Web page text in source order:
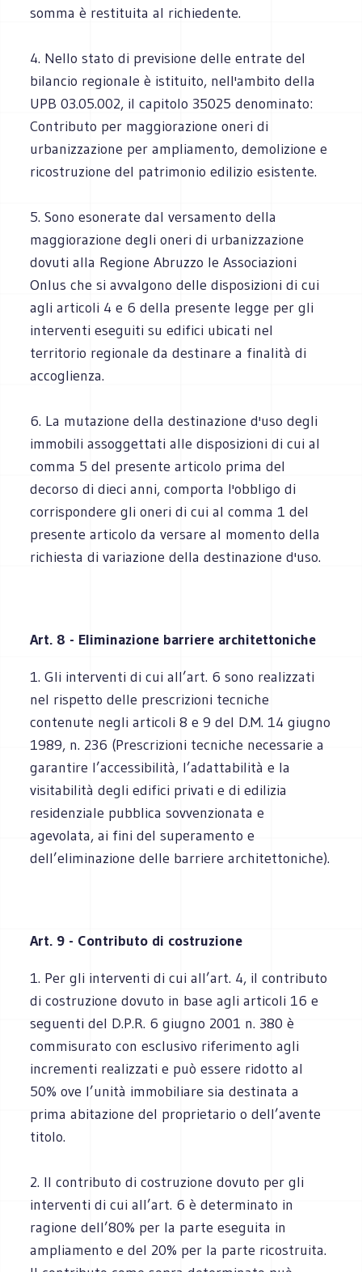
somma è restituita al richiedente.
4. Nello stato di previsione delle entrate del
bilancio regionale è istituito, nell'ambito della
UPB 03.05.002, il capitolo 35025 denominato:
Contributo per maggiorazione oneri di
urbanizzazione per ampliamento, demolizione e
ricostruzione del patrimonio edilizio esistente.
5. Sono esonerate dal versamento della
maggiorazione degli oneri di urbanizzazione
dovuti alla Regione Abruzzo le Associazioni
Onlus che si avvalgono delle disposizioni di cui
agli articoli 4 e 6 della presente legge per gli
interventi eseguiti su edifici ubicati nel
territorio regionale da destinare a finalità di
accoglienza.
6. La mutazione della destinazione d'uso degli
immobili assoggettati alle disposizioni di cui al
comma 5 del presente articolo prima del
decorso di dieci anni, comporta l'obbligo di
corrispondere gli oneri di cui al comma 1 del
presente articolo da versare al momento della
richiesta di variazione della destinazione d'uso.
Art. 8 - Eliminazione barriere architettoniche
1. Gli interventi di cui all’art. 6 sono realizzati
nel rispetto delle prescrizioni tecniche
contenute negli articoli 8 e 9 del D.M. 14 giugno
1989, n. 236 (Prescrizioni tecniche necessarie a
garantire l’accessibilità, l’adattabilità e la
visitabilità degli edifici privati e di edilizia
residenziale pubblica sovvenzionata e
agevolata, ai fini del superamento e
dell’eliminazione delle barriere architettoniche).
Art. 9 - Contributo di costruzione
1. Per gli interventi di cui all’art. 4, il contributo
di costruzione dovuto in base agli articoli 16 e
seguenti del D.P.R. 6 giugno 2001 n. 380 è
commisurato con esclusivo riferimento agli
incrementi realizzati e può essere ridotto al
50% ove l’unità immobiliare sia destinata a
prima abitazione del proprietario o dell’avente
titolo.
2. Il contributo di costruzione dovuto per gli
interventi di cui all’art. 6 è determinato in
ragione dell’80% per la parte eseguita in
ampliamento e del 20% per la parte ricostruita.